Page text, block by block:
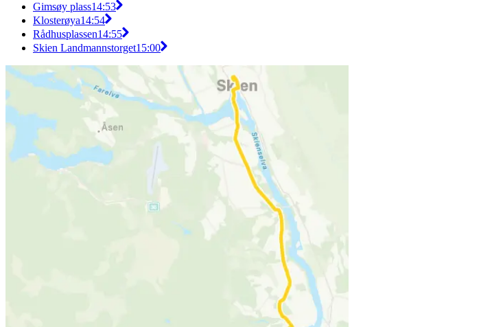
Gimsøy plass14:53
Klosterøya14:54
Rådhusplassen14:55
Skien Landmannstorget15:00